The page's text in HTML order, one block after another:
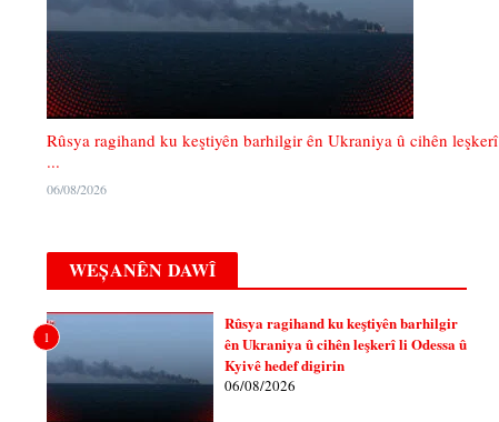
Rûsya ragihand ku keştiyên barhilgir ên Ukraniya û cihên leşkerî
...
06/08/2026
WEȘANÊN DAWÎ
1
Rûsya ragihand ku keştiyên barhilgir
ên Ukraniya û cihên leşkerî li Odessa û
Kyivê hedef digirin
06/08/2026